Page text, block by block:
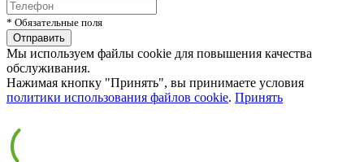
* Обязательные поля
Мы используем файлы cookie для повышения качества
обслуживания.
Нажимая кнопку "Принять", вы принимаете условия
политики использования файлов cookie. Принять